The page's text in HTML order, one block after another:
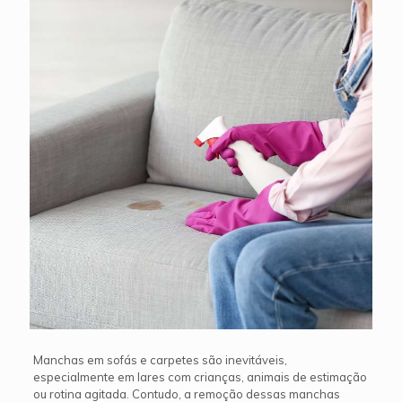
Manchas em sofás e carpetes são inevitáveis,
especialmente em lares com crianças, animais de estimação
ou rotina agitada. Contudo, a remoção dessas manchas